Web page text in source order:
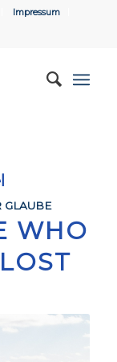
Impressum
GLAUBE
WHO